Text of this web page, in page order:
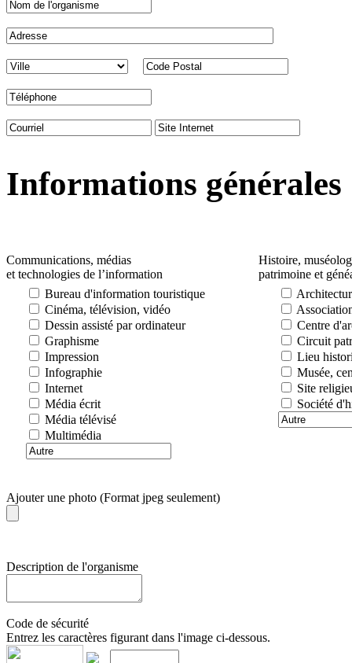
Informations générales
Communications, médias
et technologies de l’information
Bureau d'information touristique
Cinéma, télévision, vidéo
Dessin assisté par ordinateur
Graphisme
Impression
Infographie
Internet
Média écrit
Média télévisé
Multimédia
Histoire,
patrimoine et
Centre
Circuit
Lieu
Musée,
Site
Société
Ajouter une photo (Format jpeg seulement)
Description de l'organisme
Code de sécurité
Entrez les caractères figurant dans l'image ci-dessous.